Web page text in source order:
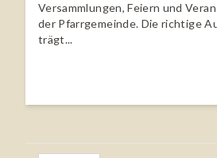
Versammlungen, Feiern und
der Pfarrgemeinde. Die richtige
trägt...